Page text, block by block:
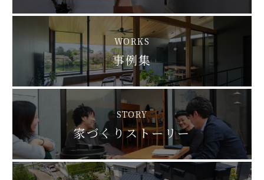
WORKS
事例集
STORY
家づくりストーリー